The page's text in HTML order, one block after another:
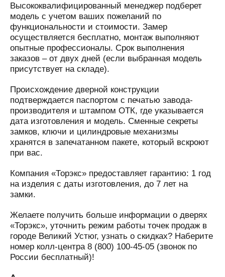
Высококвалифицированный менеджер подберет
модель с учетом ваших пожеланий по
функциональности и стоимости. Замер
осуществляется бесплатно, монтаж выполняют
опытные профессионалы. Срок выполнения
заказов – от двух дней (если выбранная модель
присутствует на складе).
Происхождение дверной конструкции
подтверждается паспортом с печатью завода-
производителя и штампом ОТК, где указывается
дата изготовления и модель. Сменные секреты
замков, ключи и цилиндровые механизмы
хранятся в запечатанном пакете, который вскроют
при вас.
Компания «Торэкс» предоставляет гарантию: 1 год
на изделия с даты изготовления, до 7 лет на
замки.
Желаете получить больше информации о дверях
«Торэкс», уточнить режим работы точек продаж в
городе Великий Устюг, узнать о скидках? Наберите
номер колл-центра 8 (800) 100-45-05 (звонок по
России бесплатный)!